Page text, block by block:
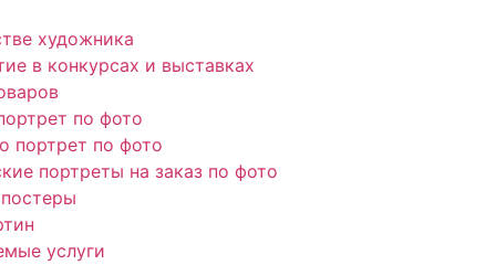
художника
в конкурсах и выставках
по фото
портрет по фото
портреты на заказ по фото
услуги